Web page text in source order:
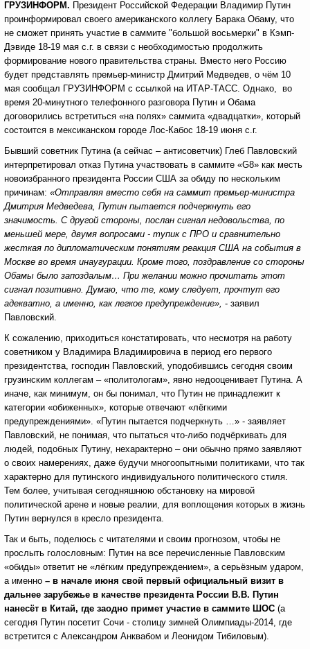
ГРУЗИНФОРМ. Президент Российской Федерации Владимир Путин
проинформировал своего американского коллегу Барака Обаму, что
не сможет принять участие в саммите "большой восьмерки" в Кэмп-
Дэвиде 18-19 мая с.г. в связи с необходимостью продолжить
формирование нового правительства страны. Вместо него Россию
будет представлять премьер-министр Дмитрий Медведев, о чём 10
мая сообщал ГРУЗИНФОРМ с ссылкой на ИТАР-ТАСС. Однако, во
время 20-минутного телефонного разговора Путин и Обама
договорились встретиться «на полях» саммита «двадцатки», который
состоится в мексиканском городе Лос-Кабос 18-19 июня с.г.
Бывший советник Путина (а сейчас – антисоветчик) Глеб Павловский
интерпретировал отказ Путина участвовать в саммите «G8» как месть
новоизбранного президента России США за обиду по нескольким
причинам: «Отправляя вместо себя на саммит премьер-министра
Дмитрия Медведева, Путин пытается подчеркнуть его
значимость. С другой стороны, послан сигнал недовольства, по
меньшей мере, двумя вопросами - тупик с ПРО и сравнительно
жесткая по дипломатическим понятиям реакция США на события в
Москве во время инаугурации. Кроме того, поздравление со стороны
Обамы было запоздалым… При желании можно прочитать этот
сигнал позитивно. Думаю, что те, кому следует, прочтут его
адекватно, а именно, как легкое предупреждение», - заявил
Павловский.
К сожалению, приходиться констатировать, что несмотря на работу
советником у Владимира Владимировича в период его первого
президентства, господин Павловский, уподобившись сегодня своим
грузинским коллегам – «политологам», явно недооценивает Путина. А
иначе, как минимум, он бы понимал, что Путин не принадлежит к
категории «обиженных», которые отвечают «лёгкими
предупреждениями». «Путин пытается подчеркнуть …» - заявляет
Павловский, не понимая, что пытаться что-либо подчёркивать для
людей, подобных Путину, нехарактерно – они обычно прямо заявляют
о своих намерениях, даже будучи многоопытными политиками, что так
характерно для путинского индивидуального политического стиля.
Тем более, учитывая сегодняшнюю обстановку на мировой
политической арене и новые реалии, для воплощения которых в жизнь
Путин вернулся в кресло президента.
Так и быть, поделюсь с читателями и своим прогнозом, чтобы не
прослыть голословным: Путин на все перечисленные Павловским
«обиды» ответит не «лёгким предупреждением», а серьёзным ударом,
а именно – в начале июня свой первый официальный визит в
дальнее зарубежье в качестве президента России В.В. Путин
нанесёт в Китай, где заодно примет участие в саммите ШОС (а
сегодня Путин посетит Сочи - столицу зимней Олимпиады-2014, где
встретится с Александром Анквабом и Леонидом Тибиловым).